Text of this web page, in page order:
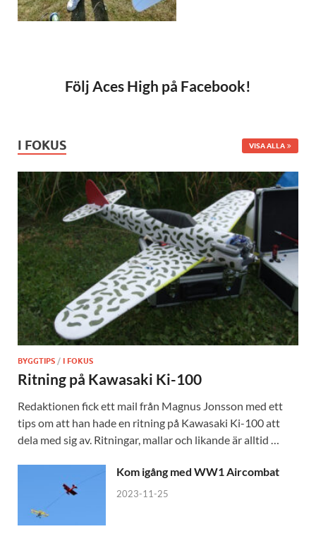
Följ Aces High på Facebook!
I FOKUS VISA ALLA
BYGGTIPS / I FOKUS
Ritning på Kawasaki Ki-100
Redaktionen fick ett mail från Magnus Jonsson med ett
tips om att han hade en ritning på Kawasaki Ki-100 att
dela med sig av. Ritningar, mallar och likande är alltid …
Kom igång med WW1 Aircombat
2023-11-25